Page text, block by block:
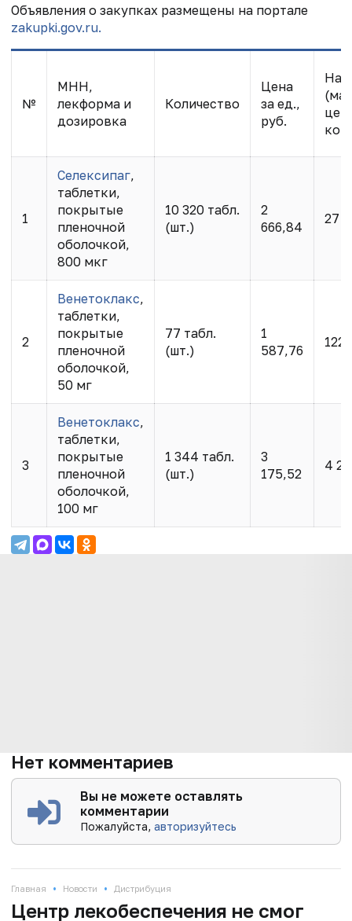
Объявления о закупках размещены на портале
zakupki.gov.ru.
№
МНН,
лекформа и
дозировка
Количество
Цена
за ед.,
руб.
1
Селексипаг,
таблетки,
покрытые
пленочной
оболочкой,
800 мкг
10 320 табл.
(шт.)
2
666,84
27
2
Венетоклакс,
таблетки,
покрытые
пленочной
оболочкой,
50 мг
77 табл.
(шт.)
1
587,76
122
3
Венетоклакс,
таблетки,
покрытые
пленочной
оболочкой,
100 мг
1 344 табл.
(шт.)
3
175,52
4
Нет комментариев
Вы не можете оставлять
комментарии
Пожалуйста,авторизуйтесь
Главная • Новости • Дистрибуция
Центр лекобеспечения не смог